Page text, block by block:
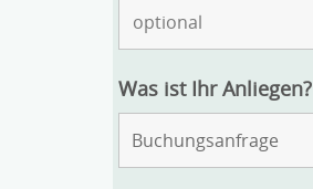
Was ist Ihr Anliegen?